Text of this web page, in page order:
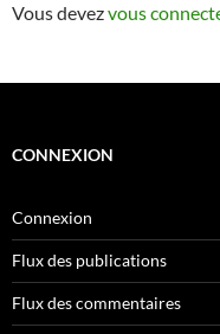
Vous devezvous
CONNEXION
Connexion
Flux des publications
Flux des commentaires